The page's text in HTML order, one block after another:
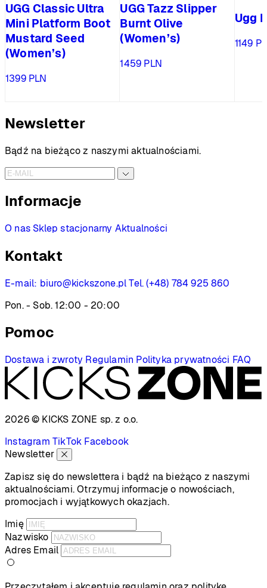
UGG Classic Ultra
Mini Platform Boot
Mustard Seed
(Women’s)
1399 PLN
UGG Tazz Slipper
Burnt Olive
(Women’s)
1459 PLN
Ugg
1149
Newsletter
Bądź na bieżąco z naszymi aktualnościami.
Informacje
O nas Sklep stacjonarny Aktualności
Kontakt
E-mail: biuro@kickszone.pl Tel. (+48) 784 925 860
Pon. - Sob. 12:00 - 20:00
Pomoc
Dostawa i zwroty Regulamin Polityka prywatności FAQ
2026 © KICKS ZONE sp. z o.o.
Instagram TikTok Facebook
Newsletter
Zapisz się do newslettera i bądź na bieżąco z naszymi
aktualnościami. Otrzymuj informacje o nowościach,
promocjach i wyjątkowych okazjach.
Imię
Nazwisko
Adres Email